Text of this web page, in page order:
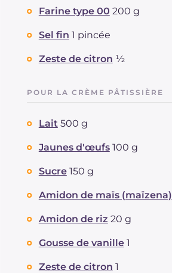
Farine type 00 200 g
Sel fin 1 pincée
Zeste de citron ½
POUR LA CRÈME PÂTISSIÈRE
Lait 500 g
Jaunes d'œufs 100 g
Sucre 150 g
Amidon de maïs (maïzena)
Amidon de riz 20 g
Gousse de vanille 1
Zeste de citron 1